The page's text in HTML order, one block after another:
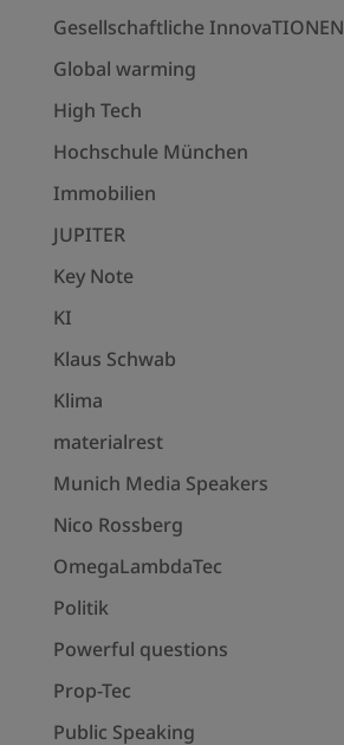
Gesellschaftliche InnovaTIONEN
Global warming
High Tech
Hochschule München
Immobilien
JUPITER
Key Note
KI
Klaus Schwab
Klima
materialrest
Munich Media Speakers
Nico Rossberg
OmegaLambdaTec
Politik
Powerful questions
Prop-Tec
Public Speaking